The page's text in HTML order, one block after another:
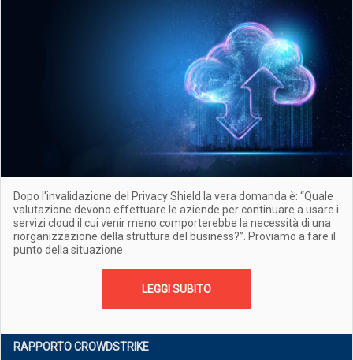
Dopo l'invalidazione del Privacy Shield la vera domanda è: “Quale
valutazione devono effettuare le aziende per continuare a usare i
servizi cloud il cui venir meno comporterebbe la necessità di una
riorganizzazione della struttura del business?”. Proviamo a fare il
punto della situazione
LEGGI SUBITO
RAPPORTO CROWDSTRIKE